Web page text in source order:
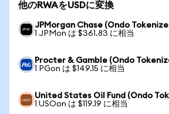
他のRWAをUSDに変換
JPMorgan Chase (Ondo
1 JPMon は $361.83 に相当
Procter & Gamble (Ondo
1 PGon は $149.15 に相当
United States Oil Fund (Ondo
1 USOon は $119.19 に相当